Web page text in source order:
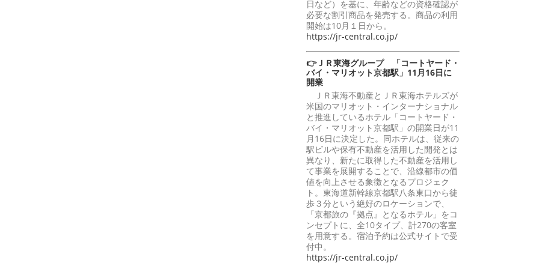
日など）を基に、年齢などの資格確認が
必要な割引商品を発売する。商品の利用
開始は10月１日から。
https://jr-central.co.jp/
👉ＪＲ東海グループ 「コートヤード・
バイ・マリオット京都駅」11月16日に
開業
ＪＲ東海不動産とＪＲ東海ホテルズが
米国のマリオット・インターナショナル
と推進しているホテル「コートヤード・
バイ・マリオット京都駅」の開業日が11
月16日に決定した。同ホテルは、従来の
駅ビルや保有不動産を活用した開発とは
異なり、新たに取得した不動産を活用し
て事業を展開することで、沿線都市の価
値を向上させる象徴となるプロジェク
ト。東海道新幹線京都駅八条東口から徒
歩３分という絶好のロケーションで、
「京都旅の『拠点』となるホテル」をコ
ンセプトに、全10タイプ、計270の客室
を用意する。宿泊予約は公式サイトで受
付中。
https://jr-central.co.jp/